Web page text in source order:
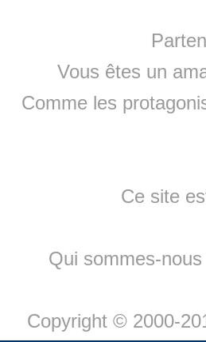
Vous êtes un
Comme les
Ce site
Qui sommes-
Copyright © 2000-